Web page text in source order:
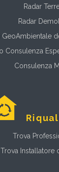
Radar
Radar
GeoAmbientale
Consulenza
Consulenza
Trova
Trova Installatore